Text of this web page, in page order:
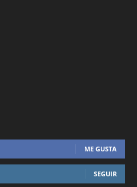
ME GUSTA
SEGUIR